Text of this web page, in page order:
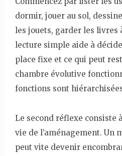
dormir, jouer au sol,
les jouets, garder les livres
lecture simple aide à
place fixe et ce qui peut
chambre évolutive
fonctions sont
Le second réflexe consiste
vie de l’aménagement. Un
peut vite devenir